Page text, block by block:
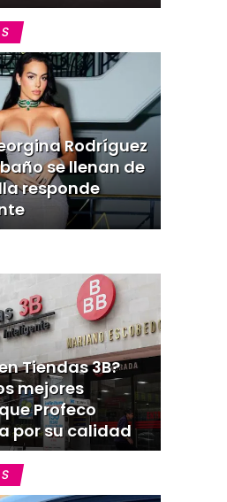
Rodríguez
se llenan de
responde
Tiendas 3B?
mejores
Profeco
por su calidad